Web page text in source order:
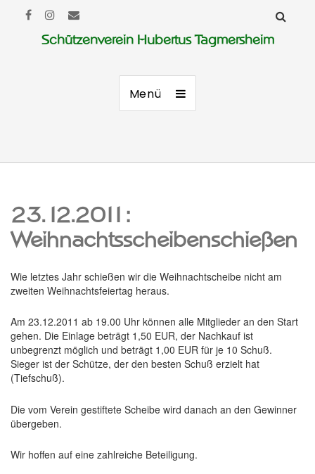
Schützenverein Hubertus Tagmersheim
Menü
23.12.2011:
Weihnachtsscheibenschießen
Wie letztes Jahr schießen wir die Weihnachtscheibe nicht am
zweiten Weihnachtsfeiertag heraus.
Am 23.12.2011 ab 19.00 Uhr können alle Mitglieder an den Start
gehen. Die Einlage beträgt 1,50 EUR, der Nachkauf ist
unbegrenzt möglich und beträgt 1,00 EUR für je 10 Schuß.
Sieger ist der Schütze, der den besten Schuß erzielt hat
(Tiefschuß).
Die vom Verein gestiftete Scheibe wird danach an den Gewinner
übergeben.
Wir hoffen auf eine zahlreiche Beteiligung.